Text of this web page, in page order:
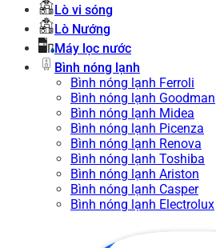
Lò vi sóng
Lò Nướng
Máy lọc nước
Bình nóng lạnh
Bình nóng lạnh Ferroli
Bình nóng lạnh Goodman
Bình nóng lạnh Midea
Bình nóng lạnh Picenza
Bình nóng lạnh Renova
Bình nóng lạnh Toshiba
Bình nóng lạnh Ariston
Bình nóng lạnh Casper
Bình nóng lạnh Electrolux